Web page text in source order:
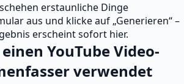
erstaunliche Dinge
aus und klicke auf „Generieren“ –
erscheint sofort hier.
YouTube Video-
verwendet